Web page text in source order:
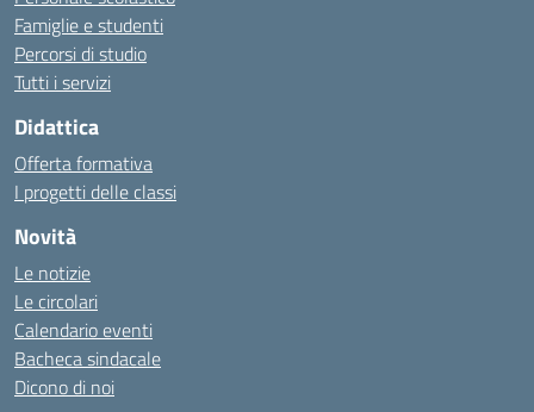
Famiglie e studenti
Percorsi di studio
Tutti i servizi
Didattica
Offerta formativa
I progetti delle classi
Novità
Le notizie
Le circolari
Calendario eventi
Bacheca sindacale
Dicono di noi